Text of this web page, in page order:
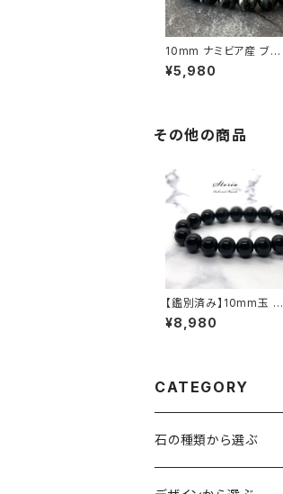
10mm ナミビア産 ブル
ーグレー タイガーアイ
（虎目石） ブレスレット
¥5,980
その他の商品
【鑑別済み】10mm玉 チ
ベット産モリオン（黒水
晶/ケアンゴーム）ブレス
¥8,980
CATEGORY
石の種類から選ぶ